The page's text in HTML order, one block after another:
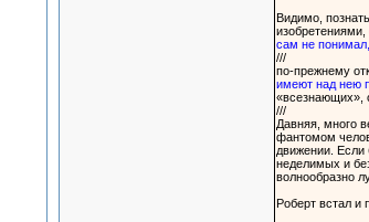
Видимо,
изобретениями,
сам не
///
по-прежнему
имеют над нею
«всезнающих»,
///
Давняя, много
фантомом
движении. Если
неделимых и
волнообразно
Роберт встал и